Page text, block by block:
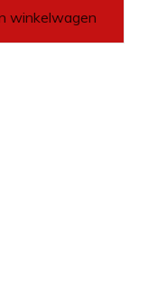
winkelwagen